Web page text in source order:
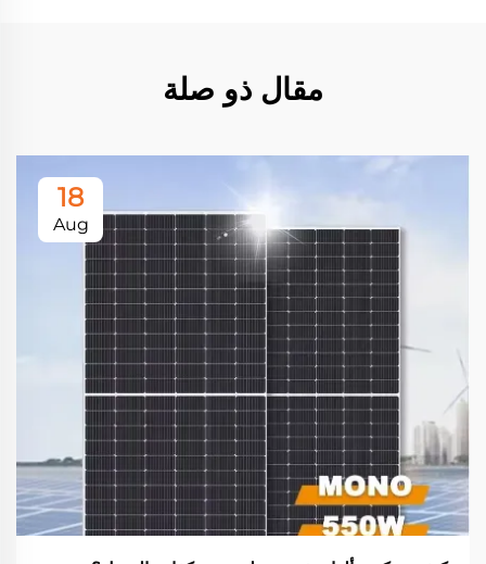
مقال ذو صلة
18
Aug